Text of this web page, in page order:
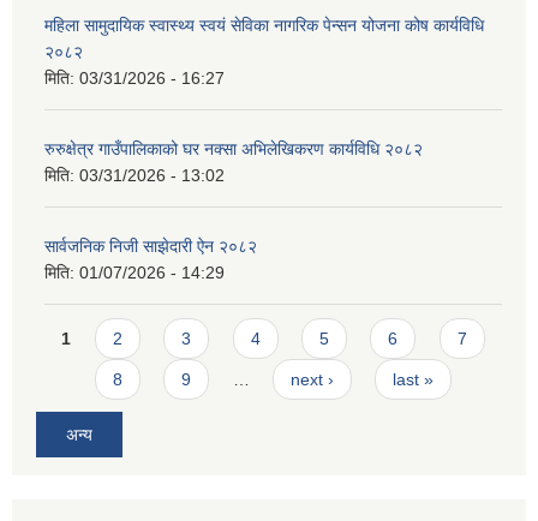
महिला सामुदायिक स्वास्थ्य स्वयं सेविका नागरिक पेन्सन योजना कोष कार्यविधि
२०८२
मिति: 03/31/2026 - 16:27
रुरुक्षेत्र गाउँपालिकाको घर नक्सा अभिलेखिकरण कार्यविधि २०८२
मिति: 03/31/2026 - 13:02
सार्वजनिक निजी साझेदारी ऐन २०८२
मिति: 01/07/2026 - 14:29
Pages
1 2 3 4 5 6 7
8 9 next › last »
अन्य